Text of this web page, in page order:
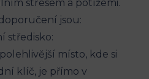
stresem⁤ a potížemi.
jsou:
středisko:
místo, kde si
klíč, je přímo v